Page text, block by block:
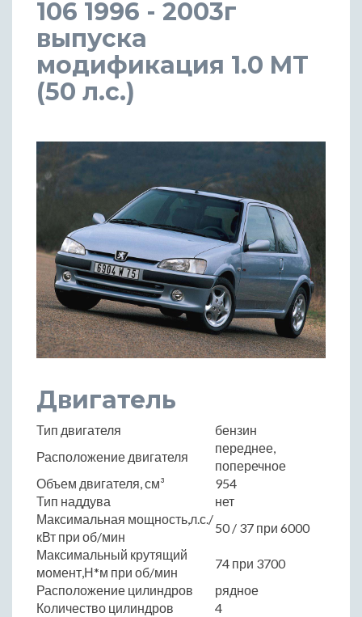
106 1996 - 2003г
выпуска
модификация 1.0 MT
(50 л.с.)
Двигатель
Тип двигателя
бензин
Расположение двигателя
переднее,
поперечное
Объем двигателя, см³
954
Тип наддува
нет
Максимальная мощность,л.с./
кВт при об/мин
50 / 37 при 6000
Максимальный крутящий
момент,Н*м при об/мин
74 при 3700
Расположение цилиндров
рядное
Количество цилиндров
4